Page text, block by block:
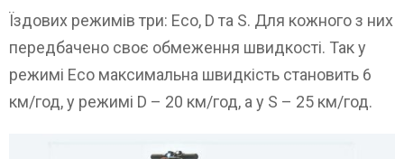
Їздових режимів три: Eco, D та S. Для кожного з них
передбачено своє обмеження швидкості. Так у
режимі Eco максимальна швидкість становить 6
км/год, у режимі D – 20 км/год, а у S – 25 км/год.